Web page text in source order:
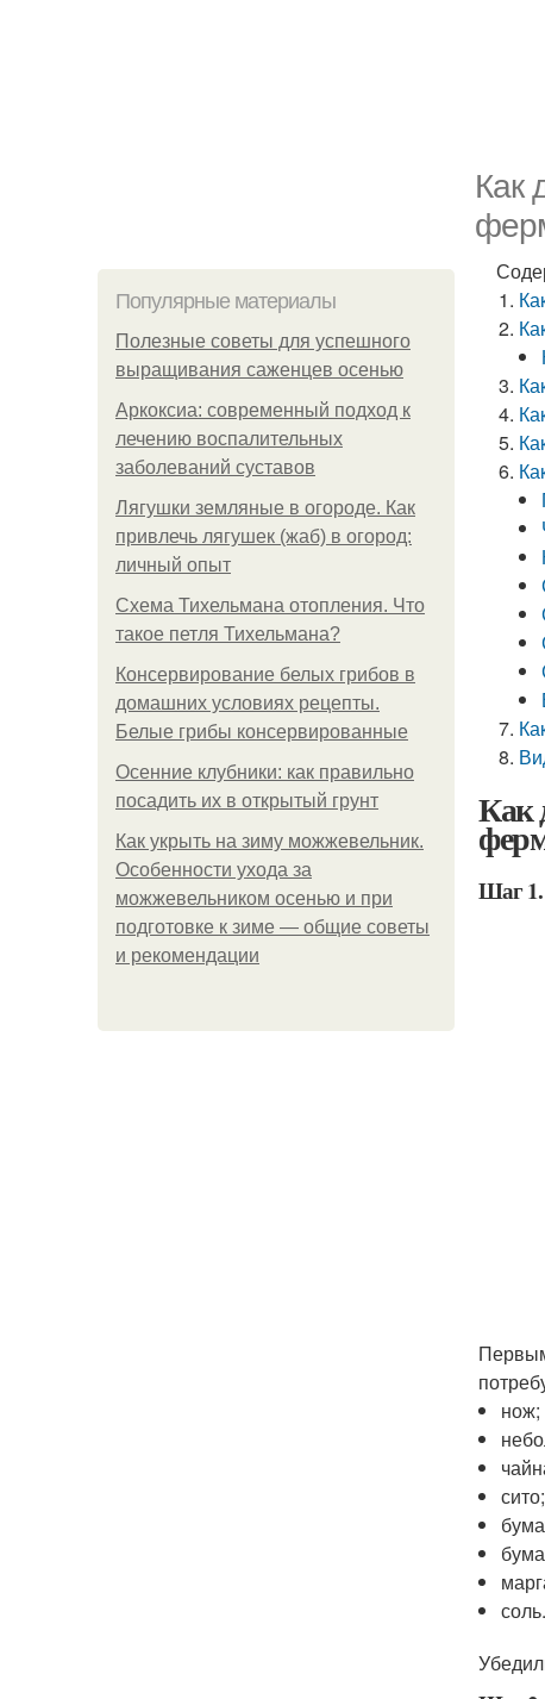
Как
Популярные материалы
Полезные советы для успешного
выращивания саженцев осенью
Аркоксиа: современный подход к
лечению воспалительных
заболеваний суставов
Лягушки земляные в огороде. Как
привлечь лягушек (жаб) в огород:
личный опыт
Схема Тихельмана отопления. Что
такое петля Тихельмана?
Консервирование белых грибов в
домашних условиях рецепты.
Белые грибы консервированные
Осенние клубники: как правильно
посадить их в открытый грунт
Как укрыть на зиму можжевельник.
Особенности ухода за
можжевельником осенью и при
подготовке к зиме — общие советы
и рекомендации
Как
Шаг 1.
нож;
сито;
соль.